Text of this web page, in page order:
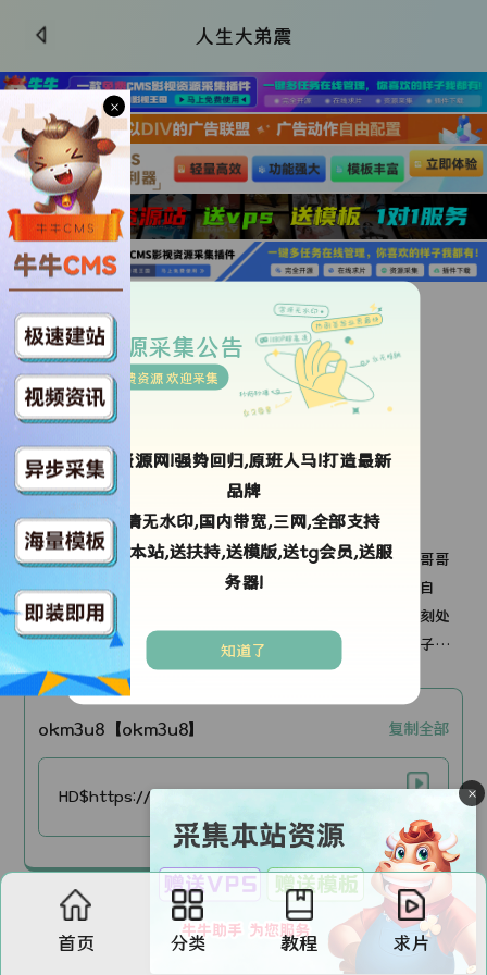
人生大弟震
更新HD
导演：马特·斯派克
年代：
美国
事业有成但性格刻板的鲁德，意外接到了二十年前参加“大哥哥
小哥哥”公益计划时结对对象马库斯的电话。面对这个不请自
来、行为乖张且彻底打乱自己精英生活的不速之客，鲁德时刻处
在崩溃边缘，而马库斯却凭借古怪的魅力迅速俘获了鲁德妻子与
孩子的心。
okm3u8【okm3u8】 复制全部
首页 分类 教程 求片
资源采集公告
免费资源 欢迎采集
ok资源网!强势回归,原班人马!打造最新
品牌
高清无水印,国内带宽,三网,全部支持
采集本站,送扶持,送模版,送tg会员,送服
务器!
知道了
×
×